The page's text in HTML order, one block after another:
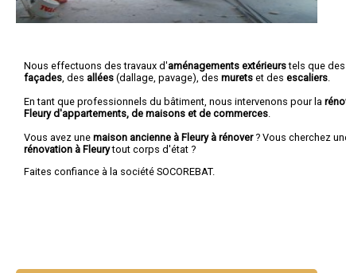
Nous effectuons des travaux d'aménagements extérieurstels que
façades , des allées (dallage, pavage), des murets et des escaliers
En tant que professionnels du bâtiment, nous intervenons pour la
Fleury d'appartements, de maisons et de commerces
Vous avez une maison ancienne à Fleury à rénover? Vous cherchez
rénovation à Fleurytout corps d'état ?
Faites confiance à la société SOCOREBAT.